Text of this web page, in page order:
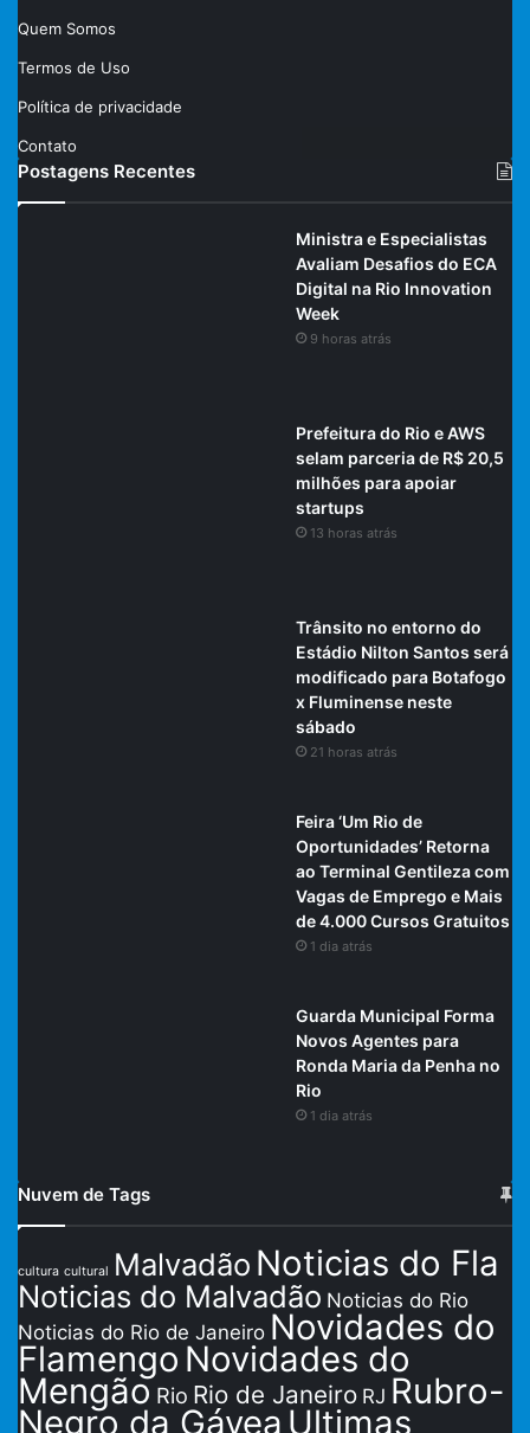
Quem Somos
Termos de Uso
Política de privacidade
Contato
Postagens Recentes
Ministra e Especialistas
Avaliam Desafios do ECA
Digital na Rio Innovation
Week
9 horas atrás
Prefeitura do Rio e AWS
selam parceria de R$ 20,5
milhões para apoiar
startups
13 horas atrás
Trânsito no entorno do
Estádio Nilton Santos será
modificado para Botafogo
x Fluminense neste
sábado
21 horas atrás
Feira ‘Um Rio de
Oportunidades’ Retorna
ao Terminal Gentileza com
Vagas de Emprego e Mais
de 4.000 Cursos Gratuitos
1 dia atrás
Guarda Municipal Forma
Novos Agentes para
Ronda Maria da Penha no
Rio
1 dia atrás
Nuvem de Tags
cultura cultural Malvadão Noticias do Fla
Noticias do Malvadão Noticias do Rio
Noticias do Rio de Janeiro Novidades do
Flamengo Novidades do
Mengão Rio Rio de Janeiro RJ Rubro-
Negro da Gávea Ultimas